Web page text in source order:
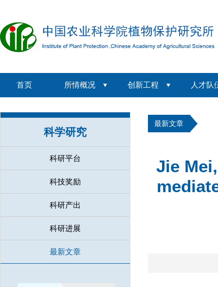
首页 所情概况 创新工程 人才队
科学研究
科研平台
科技奖励
科研产出
科研进展
最新文章
最新文章
Jie